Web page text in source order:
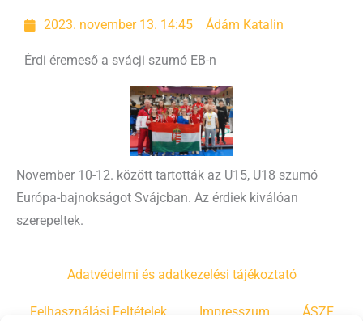
2023. november 13. 14:45 Ádám Katalin
Érdi éremeső a svácji szumó EB-n
November 10-12. között tartották az U15, U18 szumó
Európa-bajnokságot Svájcban. Az érdiek kiválóan
szerepeltek.
Adatvédelmi és adatkezelési tájékoztató
Felhasználási Feltételek Impresszum ÁSZF